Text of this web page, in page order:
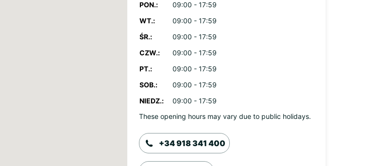
PON.:
09:00 - 17:59
WT.:
09:00 - 17:59
ŚR.:
09:00 - 17:59
CZW.:
09:00 - 17:59
PT.:
09:00 - 17:59
SOB.:
09:00 - 17:59
NIEDZ.:
09:00 - 17:59
These opening hours may vary due to public holidays.
+34 918 341 400